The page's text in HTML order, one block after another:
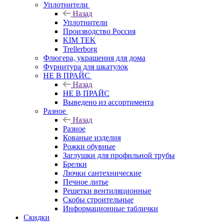
Уплотнители
Назад
Уплотнители
Производство Россия
KIM TEK
Trellerborg
Флюгера, украшения для дома
Фурнитура для шкатулок
НЕ В ПРАЙС
Назад
НЕ В ПРАЙС
Выведено из ассортимента
Разное
Назад
Разное
Кованые изделия
Рожки обувные
Заглушки для профильной трубы
Брелки
Лючки сантехнические
Печное литье
Решетки вентиляционные
Скобы строительные
Информационные таблички
Скидки